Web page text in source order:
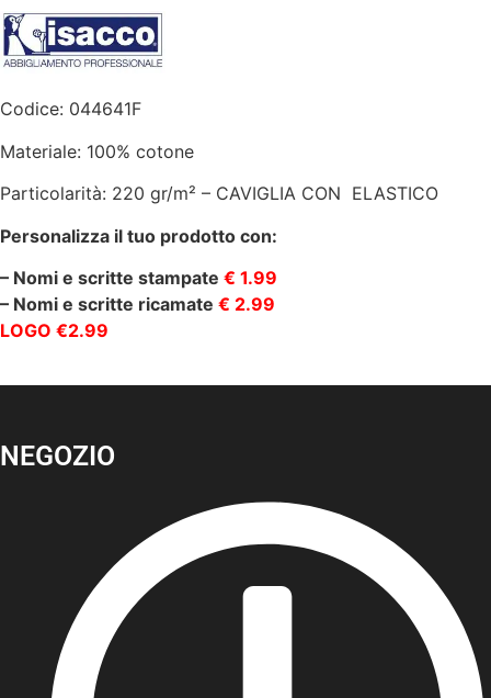
gr/m2
quantità
Codice: 044641F
Materiale: 100% cotone
Particolarità: 220 gr/m² – CAVIGLIA CON ELASTICO
Personalizza il tuo prodotto con:
– Nomi e scritte stampate € 1.99
– Nomi e scritte ricamate € 2.99
LOGO €2.99
NEGOZIO